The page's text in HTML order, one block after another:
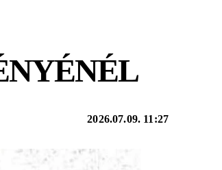
2026.07.09. 11:27